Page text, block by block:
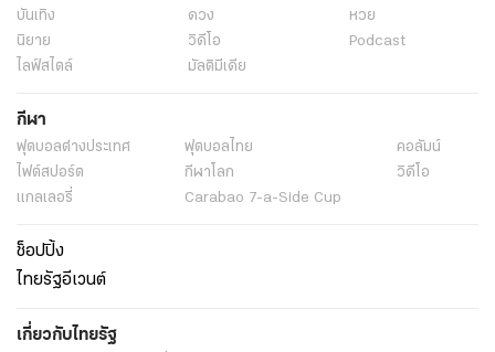
บันเทิง
ดวง
หวย
นิยาย
วิดีโอ
Podcast
ไลฟ์สไตล์
มัลติมีเดีย
กีฬา
ฟุตบอลต่่างประเทศ ฟุตบอลไทย
คอลัมน์
ไฟต์สปอร์ต
กีฬาโลก
วิดีโอ
แกลเลอรี่
Carabao 7-a-Side Cup
ช็อปปิ้ง
ไทยรัฐอีเวนต์
เกี่ยวกับไทยรัฐ